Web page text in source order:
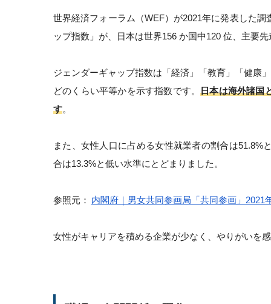
世界経済フォーラム（WEF）が2021年に発表した
ップ指数」が、日本は世界156 か国中120 位、主要
ジェンダーギャップ指数は「経済」「教育」「健康
どのくらい平等かを示す指数です。日本は海外諸国
す。
また、女性人口に占める女性就業者の割合は
合は13.3%と低い水準にとどまりました。
参照元： 内閣府｜男女共同参画局「共同参画」2021
女性がキャリアを積める企業が少なく、やりがいを